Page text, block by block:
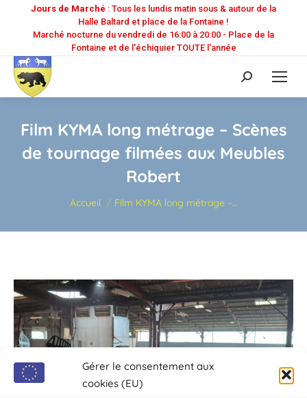
Gérer le consentement aux
cookies (EU)
Jours de Marché : Tous les lundis matin sous & autour de la
Halle Baltard et place de la Fontaine !
Marché nocturne du vendredi de 16:00 à 20:00 - Place de la
Fontaine et de l'échiquier TOUTE l'année
Recherche
:
Film KYMA long métrage – Scènes
de tournage filmées aux Meubles
Robert
Vous êtes ici :
Accueil Film KYMA long métrage –…